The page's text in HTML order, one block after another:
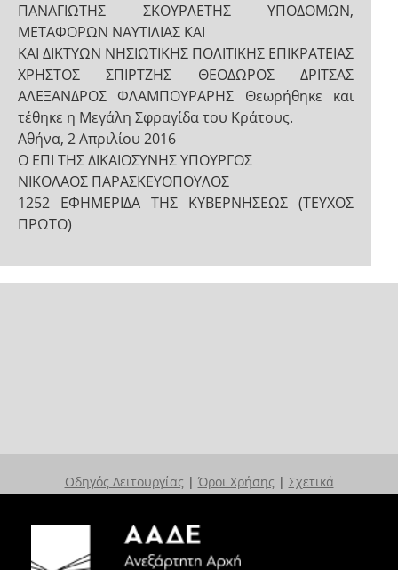
ΠΑΝΑΓΙΩΤΗΣ ΣΚΟΥΡΛΕΤΗΣ ΥΠΟΔΟΜΩΝ,
ΜΕΤΑΦΟΡΩΝ ΝΑΥΤΙΛΙΑΣ ΚΑΙ
ΚΑΙ ΔΙΚΤΥΩΝ ΝΗΣΙΩΤΙΚΗΣ ΠΟΛΙΤΙΚΗΣ ΕΠΙΚΡΑΤΕΙΑΣ
ΧΡΗΣΤΟΣ ΣΠΙΡΤΖΗΣ ΘΕΟΔΩΡΟΣ ΔΡΙΤΣΑΣ
ΑΛΕΞΑΝΔΡΟΣ ΦΛΑΜΠΟΥΡΑΡΗΣ Θεωρήθηκε και
τέθηκε η Μεγάλη Σφραγίδα του Κράτους.
Αθήνα, 2 Απριλίου 2016
Ο ΕΠΙ ΤΗΣ ΔΙΚΑΙΟΣΥΝΗΣ ΥΠΟΥΡΓΟΣ
ΝΙΚΟΛΑΟΣ ΠΑΡΑΣΚΕΥΟΠΟΥΛΟΣ
1252 ΕΦΗΜΕΡΙΔΑ ΤΗΣ ΚΥΒΕΡΝΗΣΕΩΣ (ΤΕΥΧΟΣ
ΠΡΩΤΟ)
Οδηγός Λειτουργίας | Όροι Χρήσης | Σχετικά